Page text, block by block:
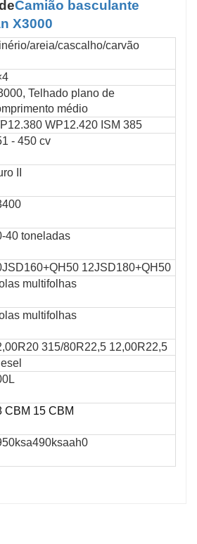
Camião basculante
X3000
areia/cascalho/carvão
Telhado plano de
médio
WP12.420 ISM 385
- 450 cv
II
40 toneladas
12JSD180+QH50
multifolhas
multifolhas
315/80R22,5 12,00R22,5
CBM 15 CBM